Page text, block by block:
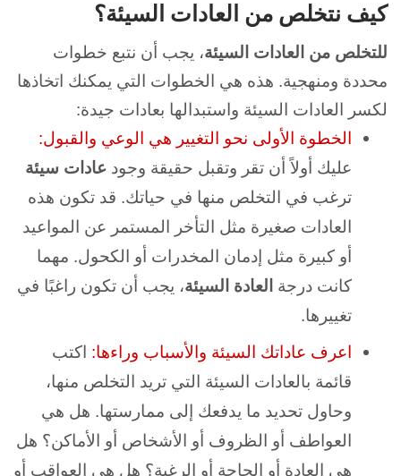
كيف نتخلص من العادات السيئة؟
للتخلص من العادات السيئة، يجب أن نتبع خطوات
محددة ومنهجية. هذه هي الخطوات التي يمكنك اتخاذها
لكسر العادات السيئة واستبدالها بعادات جيدة:
الخطوة الأولى نحو التغيير هي الوعي والقبول:
عليك أولاً أن تقر وتقبل حقيقة وجود عادات سيئة
ترغب في التخلص منها في حياتك. قد تكون هذه
العادات صغيرة مثل التأخر المستمر عن المواعيد
أو كبيرة مثل إدمان المخدرات أو الكحول. مهما
كانت درجة العادة السيئة، يجب أن تكون راغبًا في
تغييرها.
اعرف عاداتك السيئة والأسباب وراءها: اكتب
قائمة بالعادات السيئة التي تريد التخلص منها،
وحاول تحديد ما يدفعك إلى ممارستها. هل هي
العواطف أو الظروف أو الأشخاص أو الأماكن؟ هل
هي العادة أو الحاجة أو الرغبة؟ هل هي العواقب أو